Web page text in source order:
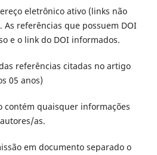
eletrônico ativo (links não
As referências que possuem DOI
e o link do DOI informados.
referências citadas no artigo
05 anos)
contém quaisquer informações
as.
em documento separado o